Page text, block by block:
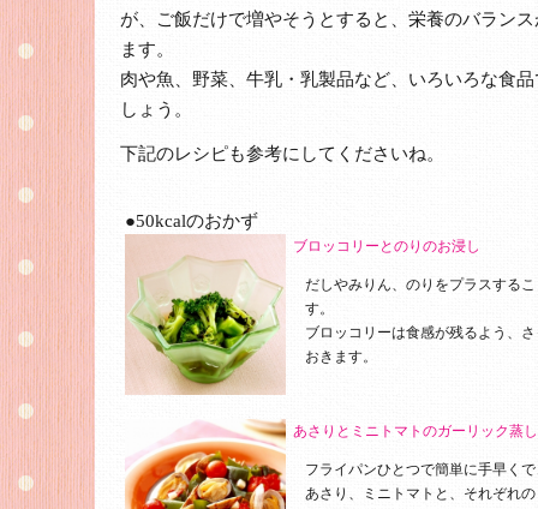
が、ご飯だけで増やそうとすると、栄養のバラン
ます。
肉や魚、野菜、牛乳・乳製品など、いろいろな食
しょう。
下記のレシピも参考にしてくださいね。
●50kcalのおかず
ブロッコリーとのりのお浸し
だしやみりん、のりをプラスする
す。
ブロッコリーは食感が残るよう、
おきます。
あさりとミニトマトのガーリック蒸し
フライパンひとつで簡単に手早く
あさり、ミニトマトと、それぞれ